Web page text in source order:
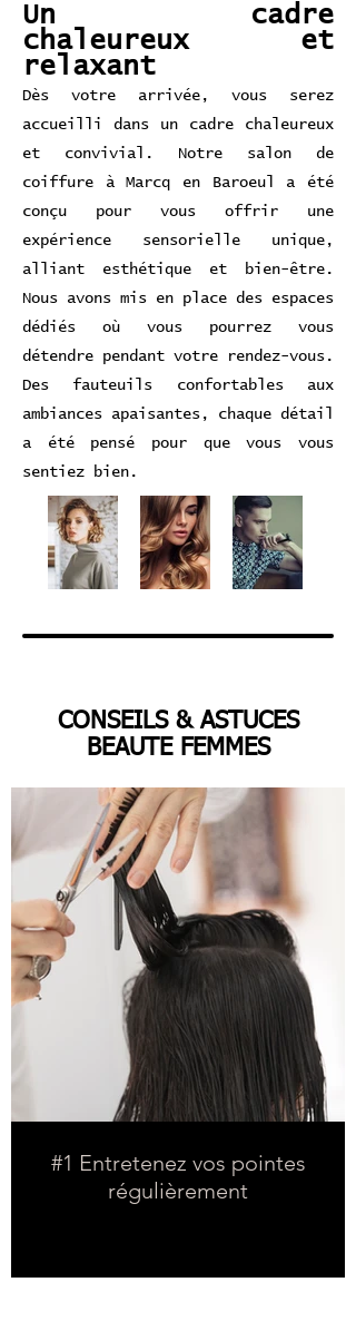
Un cadre
chaleureux et
relaxant
Dès votre arrivée, vous serez
accueilli dans un cadre chaleureux
et convivial. Notre salon de
coiffure à Marcq en Baroeul a été
conçu pour vous offrir une
expérience sensorielle unique,
alliant esthétique et bien-être.
Nous avons mis en place des espaces
dédiés où vous pourrez vous
détendre pendant votre rendez-vous.
Des fauteuils confortables aux
ambiances apaisantes, chaque détail
a été pensé pour que vous vous
sentiez bien.
CONSEILS & ASTUCES
BEAUTE FEMMES
#1 Entretenez vos pointes
régulièrement